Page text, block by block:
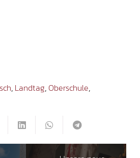
, Landtag,Oberschule,